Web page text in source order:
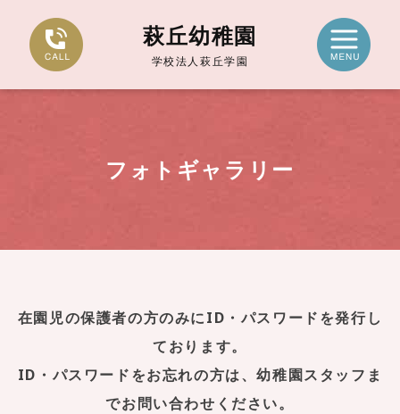
萩丘幼稚園
学校法人萩丘学園
フォトギャラリー
在園児の保護者の方のみにID・パスワードを発行し
ております。
ID・パスワードをお忘れの方は、幼稚園スタッフま
でお問い合わせください。